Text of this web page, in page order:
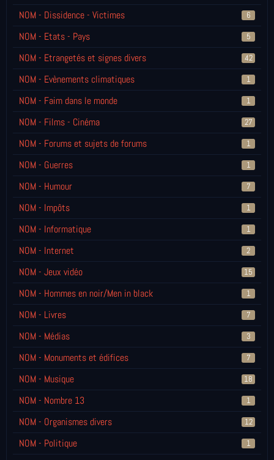
NOM - Dissidence - Victimes 6
NOM - Etats - Pays 5
NOM - Etrangetés et signes divers 42
NOM - Evènements climatiques 1
NOM - Faim dans le monde 1
NOM - Films - Cinéma 27
NOM - Forums et sujets de forums 1
NOM - Guerres 1
NOM - Humour 7
NOM - Impôts 1
NOM - Informatique 1
NOM - Internet 2
NOM - Jeux vidéo 15
NOM - Hommes en noir/Men in black 1
NOM - Livres 7
NOM - Médias 3
NOM - Monuments et édifices 7
NOM - Musique 18
NOM - Nombre 13 1
NOM - Organismes divers 12
NOM - Politique 1